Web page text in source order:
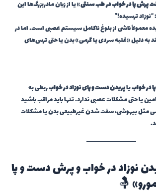
پرش پا در خواب در طب سنتی» یا از زبان مادربزرگ‌ها این
ترسیده!”
معمولاً ناشی از بلوغ ناکامل سیستم عصبی است. اما در
به دلیل «غلبه سردی یا گرمی» بدن یا حتی ترس‌های
در خوابیاپریدن دست و پای نوزاد در خوابربطی به
یا حتی مشکلات عصبی ندارد. تنها باید مراقب باشید
مثل بیهوشی، سفت شدن غیرطبیعی بدن یا مشکلات
نوزاد در خواب و پرش دست و پا
🤱